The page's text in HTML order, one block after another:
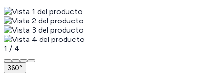
1 / 4
360°